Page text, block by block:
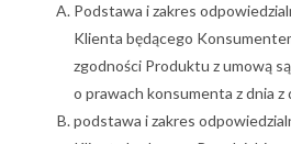
Podstawa i zakres
Klienta będącego
zgodności Produktu z umową
o prawach konsumenta z dnia z
podstawa i zakres